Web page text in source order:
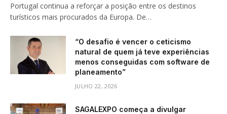
Portugal continua a reforçar a posição entre os destinos
turísticos mais procurados da Europa. De…
“O desafio é vencer o ceticismo
natural de quem já teve experiências
menos conseguidas com software de
planeamento”
JULHO 22, 2026
SAGALEXPO começa a divulgar